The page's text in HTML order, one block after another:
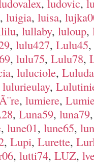
, ludovic,
, luigia, luisa,
, lullaby, luloup,
, lulu427, Lulu45,
, lulu75, Lulu78,
, luluciole,
lulurieulay,
, lumiere,
, Luna59, luna79
, lune01, lune65,
, Lupi, Lurette,
, lutti74, LUZ,